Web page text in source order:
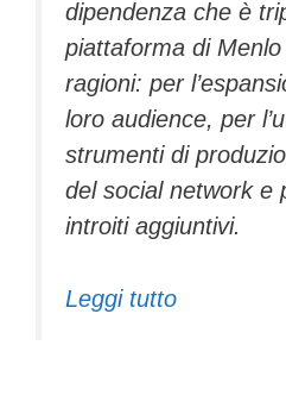
dipendenza che è
piattaforma di
ragioni: per
loro audience, per
strumenti di
del social network e
introiti aggiuntivi.
Leggi tutto